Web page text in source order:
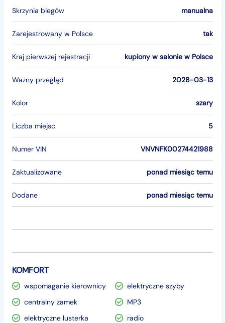
Skrzynia biegów manualna
Zarejestrowany w Polsce tak
Kraj pierwszej rejestracji kupiony w salonie w Polsce
Ważny przegląd 2028-03-13
Kolor szary
Liczba miejsc 5
Numer VIN VNVNFK00274421988
Zaktualizowane ponad miesiąc temu
Dodane ponad miesiąc temu
KOMFORT
wspomaganie kierownicy
elektryczne szyby
centralny zamek
MP3
elektryczne lusterka
radio